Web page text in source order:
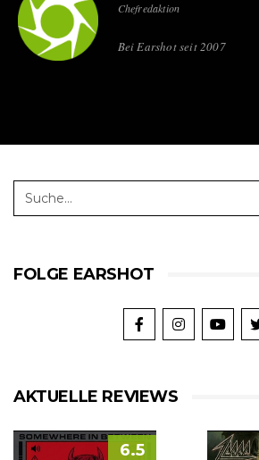
Chefredaktion
Bei Earshot seit 2007
FOLGE EARSHOT
AKTUELLE REVIEWS
6.5